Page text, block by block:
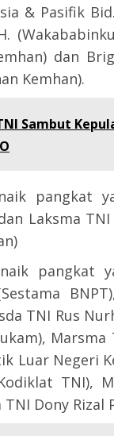
& Pasifik
dan
Kemhan).
Sambut
pangkat
Laksma
pangkat
TNI Rus
Luar Negeri
TNI),
Dony Rizal